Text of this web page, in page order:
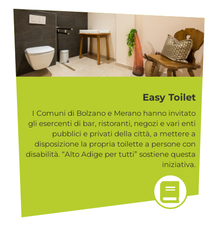
Easy Toilet
I Comuni di Bolzano e Merano hanno invitato
gli esercenti di bar, ristoranti, negozi e vari enti
pubblici e privati della città, a mettere a
disposizione la propria toilette a persone con
disabilità. “Alto Adige per tutti” sostiene questa
iniziativa.